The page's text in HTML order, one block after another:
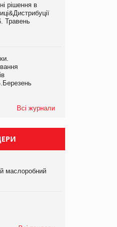
рішення в
Травень
Всі журнали
маслоробний